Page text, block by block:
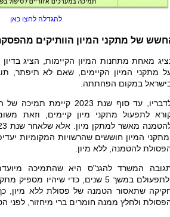
להגדלה לחצו כאן
של מתקני המיון הוותיקים
מאחת מתחנות המיון הקיימות, הציג
מתקני המיון הקיימים, שאם לא תיפתר,
במקום הפחתתה.
לדבריו, עד סוף שנת 2023
לתפעול מתקני מיון קיימים, וזאת
המיון חוששים שהרשויות המקומיות
להטמנה, ללא מיון.
המשרד להגנ"ס היא שהתמיכה
ולתפעולם במשך 5 שנים, כדי שיהיו
שתאסור הטמנה של פסולת ללא מיון, כך
ולחלץ ממנה חומרים ברי מיחזור, לפני